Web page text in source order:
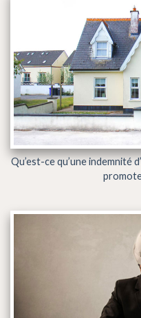
Qu’est-ce qu’une indemnité